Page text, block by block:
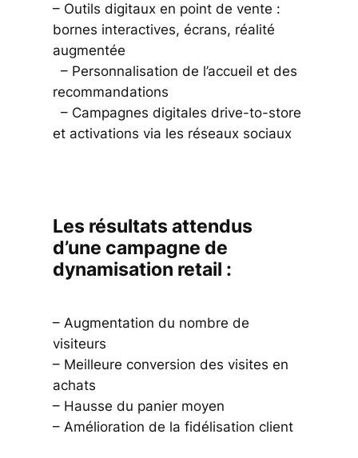
– Outils digitaux en point de vente :
bornes interactives, écrans, réalité
augmentée
– Personnalisation de l’accueil et des
recommandations
– Campagnes digitales drive-to-store
et activations via les réseaux sociaux
Les résultats attendus
d’une campagne de
dynamisation retail :
– Augmentation du nombre de
visiteurs
– Meilleure conversion des visites en
achats
– Hausse du panier moyen
– Amélioration de la fidélisation client